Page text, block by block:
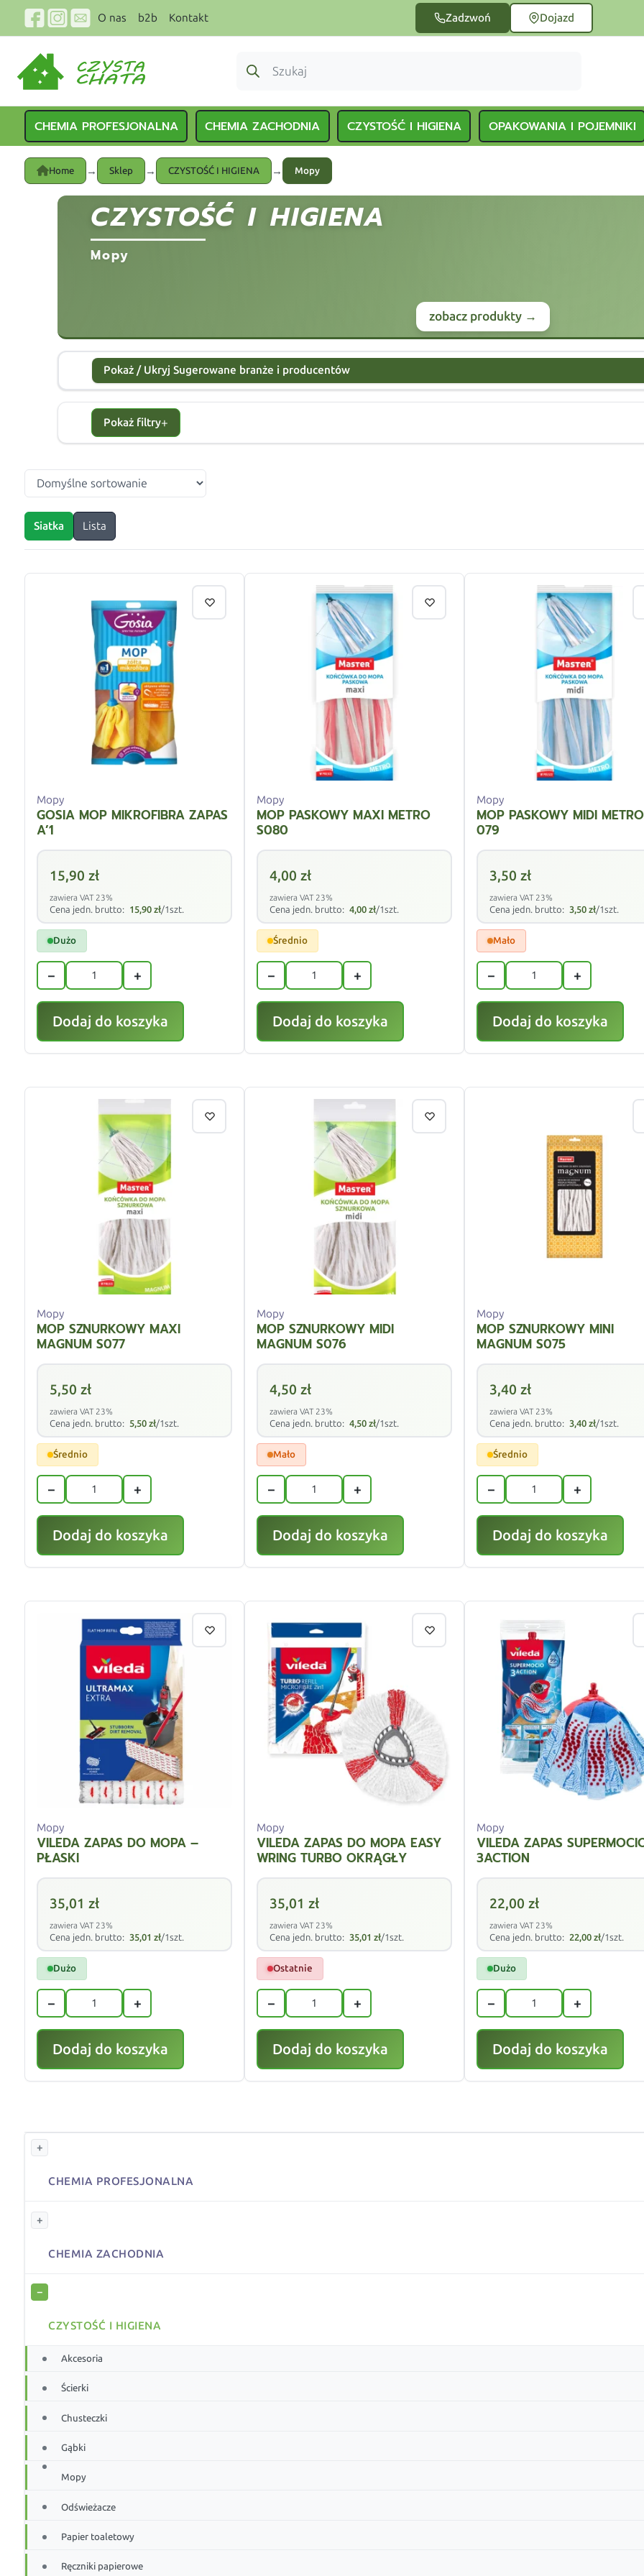
O nas b2b Kontakt Zadzwoń Dojazd
CHEMIA PROFESJONALNA CHEMIA ZACHODNIA CZYSTOŚĆ I HIGIENA OPAKOWANIA I POJEMNIKI
Home → Sklep → CZYSTOŚĆ I HIGIENA → Mopy
CZYSTOŚĆ I HIGIENA
Mopy
zobacz produkty →
Pokaż / Ukryj Sugerowane branże i producentów
Pokaż filtry+
Siatka Lista
Mopy
GOSIA MOP MIKROFIBRA ZAPAS
A’1
15,90zł
zawiera VAT 23%
Cena jedn. brutto: 15,90zł/1szt.
Dużo
− +
Dodaj do koszyka
Mopy
MOP PASKOWY MAXI METRO
S080
4,00zł
zawiera VAT 23%
Cena jedn. brutto: 4,00zł/1szt.
Średnio
− +
Dodaj do koszyka
Mopy
MOP PASKOWY MIDI
079
3,50zł
zawiera VAT 23%
Cena jedn. brutto: 3,50zł/1szt.
Mało
− +
Dodaj do koszyka
Mopy
MOP SZNURKOWY MAXI
MAGNUM S077
5,50zł
zawiera VAT 23%
Cena jedn. brutto: 5,50zł/1szt.
Średnio
− +
Dodaj do koszyka
Mopy
MOP SZNURKOWY MIDI
MAGNUM S076
4,50zł
zawiera VAT 23%
Cena jedn. brutto: 4,50zł/1szt.
Mało
− +
Dodaj do koszyka
Mopy
MOP SZNURKOWY MINI
MAGNUM S075
3,40zł
zawiera VAT 23%
Cena jedn. brutto: 3,40zł/1szt.
Średnio
− +
Dodaj do koszyka
Mopy
VILEDA ZAPAS DO MOPA –
PŁASKI
35,01zł
zawiera VAT 23%
Cena jedn. brutto: 35,01zł/1szt.
Dużo
− +
Dodaj do koszyka
Mopy
VILEDA ZAPAS DO MOPA EASY
WRING TURBO OKRĄGŁY
35,01zł
zawiera VAT 23%
Cena jedn. brutto: 35,01zł/1szt.
Ostatnie
− +
Dodaj do koszyka
Mopy
VILEDA ZAPAS
3ACTION
22,00zł
zawiera VAT 23%
Cena jedn. brutto: 22,00zł/1szt.
Dużo
− +
Dodaj do koszyka
+
CHEMIA PROFESJONALNA
+
CHEMIA ZACHODNIA
−
CZYSTOŚĆ I HIGIENA
Akcesoria
Ścierki
Chusteczki
Gąbki
Mopy
Odświeżacze
Papier toaletowy
Ręczniki papierowe